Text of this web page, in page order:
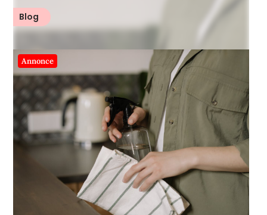
Blog
Annonce